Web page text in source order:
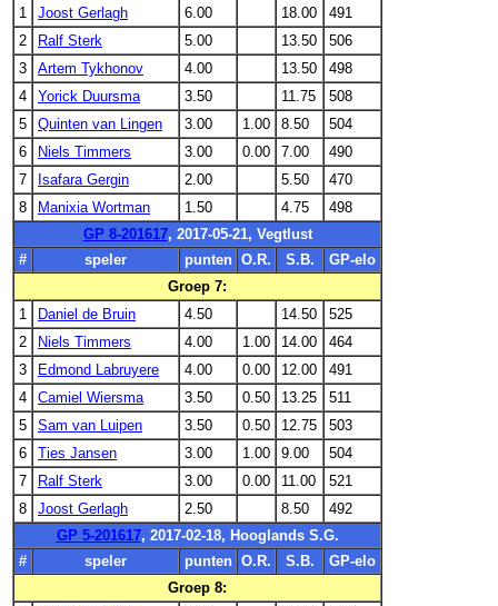
1 Joost Gerlagh 6.00 18.00
491
2
Ralf Sterk 5.00 13.50
506
3
Artem Tykhonov 4.00 13.50
498
4
Yorick Duursma 3.50 11.75
508
5
Quinten van Lingen 3.00 1.00 8.50
504
6
Niels Timmers 3.00 0.00 7.00
490
7
Isafara Gergin 2.00 5.50
470
8
Manixia Wortman 1.50 4.75
498
GP 8-201617, 2017-05-21, Vegtlust
#
speler punten O.R. S.B.
GP-elo
Groep 7:
1
Daniel de Bruin 4.50 14.50
525
2
Niels Timmers 4.00 1.00 14.00
464
3
Edmond Labruyere 4.00 0.00 12.00
491
4
Camiel Wiersma 3.50 0.50 13.25
511
5
Sam van Luipen 3.50 0.50 12.75
503
6
Ties Jansen 3.00 1.00 9.00
504
7
Ralf Sterk 3.00 0.00 11.00
521
8
Joost Gerlagh 2.50 8.50
492
GP 5-201617, 2017-02-18, Hooglands S.G.
#
speler punten O.R. S.B.
GP-elo
Groep 8: